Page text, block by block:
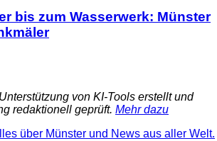
bis zum Wasserwerk: Münster
von KI-Tools erstellt und
redaktionell geprüft. Mehr dazu